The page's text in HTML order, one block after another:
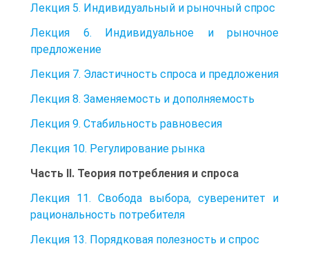
Лекция 5. Индивидуальный и рыночный спрос
Лекция 6. Индивидуальное и рыночное
предложение
Лекция 7. Эластичность спроса и предложения
Лекция 8. Заменяемость и дополняемость
Лекция 9. Стабильность равновесия
Лекция 10. Регулирование рынка
Часть II. Теория потребления и спроса
Лекция 11. Свобода выбора, суверенитет и
рациональность потребителя
Лекция 13. Порядковая полезность и спрос